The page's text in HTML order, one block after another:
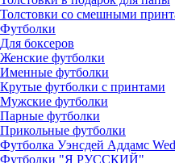
Толстовки со смешными
Футболки
Для боксеров
Женские футболки
Именные футболки
Крутые футболки с принтами
Мужские футболки
Парные футболки
Прикольные футболки
Футболка Уэнсдей Аддамс
Футболки "Я РУССКИЙ"